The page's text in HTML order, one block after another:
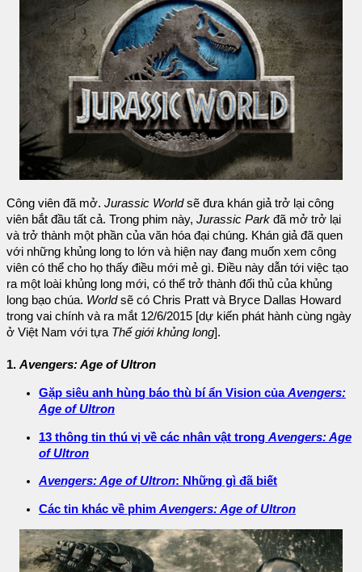
Công viên đã mở. Jurassic Worldsẽ đưa khán giả trở lại công
viên bắt đầu tất cả. Trong phim này, Jurassic Park đã mở trở lại
và trở thành một phần của văn hóa đại chúng. Khán giả đã quen
với những khủng long to lớn và hiện nay đang muốn xem công
viên có thể cho họ thấy điều mới mẻ gì. Điều này dẫn tới việc tạo
ra một loài khủng long mới, có thể trở thành đối thủ của khủng
long bạo chúa. Worldsẽ có Chris Pratt và Bryce Dallas Howard
trong vai chính và ra mắt 12/6/2015 [dự kiến phát hành cùng ngày
ở Việt Nam với tựa Thế giới khủng long].
1. Avengers: Age of Ultron
Gặp siêu anh hùng báo thù bí ẩn Vision củaAvengers:
Age of Ultron
13 thông tin thú vị về các nhân vật trong Avengers: Age
of Ultron
Avengers: Age of Ultron: Những gì đã biết
Các tin khác về phim Avengers: Age of Ultron